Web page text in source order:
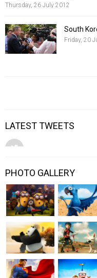
Thursday, 26 July 2012
South
Friday, 20
LATEST TWEETS
PHOTO GALLERY